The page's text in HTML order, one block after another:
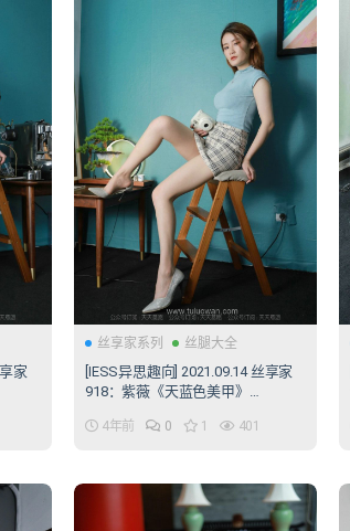
家
丝享家系列 丝腿大全
[IESS异思趣向] 2021.09.14 丝享家
918：紫薇《天蓝色美甲》
4年前 0 1 401